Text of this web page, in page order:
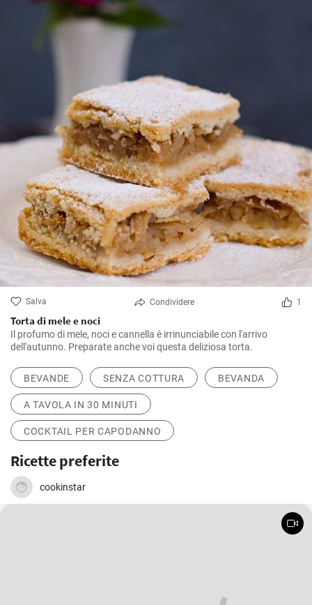
Salva Condividere 1
Torta di mele e noci
Il profumo di mele, noci e cannella è irrinunciabile con l'arrivo
dell'autunno. Preparate anche voi questa deliziosa torta.
BEVANDE SENZA COTTURA BEVANDA
A TAVOLA IN 30 MINUTI
COCKTAIL PER CAPODANNO
Ricette preferite
cookinstar